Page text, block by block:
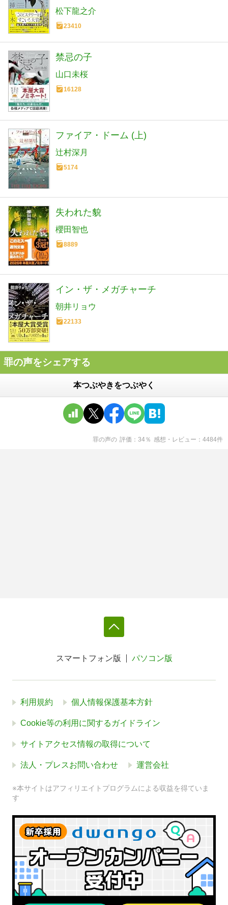
松下龍之介
23410
禁忌の子
山口未桜
16128
ファイア・ドーム (上)
辻村深月
5174
失われた貌
櫻田智也
8889
イン・ザ・メガチャーチ
朝井リョウ
22133
罪の声をシェアする
本つぶやきをつぶやく
罪の声の 評価 34％ 感想・レビュー 4484件
スマートフォン版 パソコン版
利用規約 個人情報保護基本方針
Cookie等の利用に関するガイドライン
サイトアクセス情報の取得について
法人・プレスお問い合わせ 運営会社
※本サイトはアフィリエイトプログラムによる収益を得ていま
す